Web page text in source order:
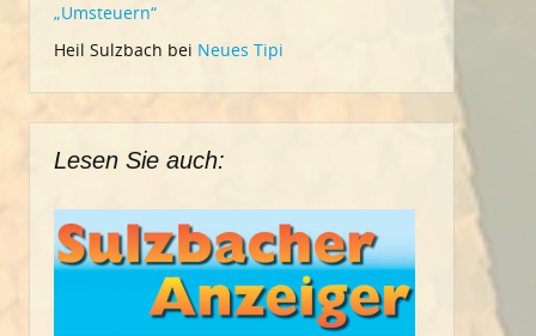
„Umsteuern“
Heil Sulzbach bei Neues Tipi
Lesen Sie auch: